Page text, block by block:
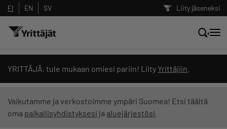
Liity jäseneksi
FI EN SV
YRITTÄJÄ, tule mukaan omiesi pariin! Liity Yrittäjiin
Vaikutamme ja verkostoimme ympäri Suomea! Etsi täältä
oma paikallisyhdistyksesi ja aluejärjestösi
Hae sivustolta tai kysy suoraan
Yrittäjien tekoälyltä